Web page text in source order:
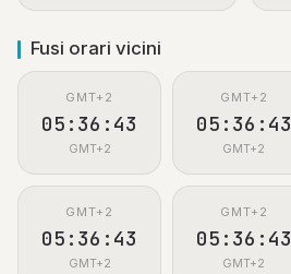
Fusi orari vicini
GMT+2
05:36:44
GMT+2
GMT+2
05:36:44
GMT+2
GMT+2
05:36:44
GMT+2
GMT+2
05:36:44
GMT+2